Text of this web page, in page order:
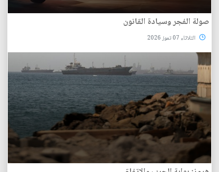
صولة الفجر وسيادة القانون
الثلاثاء 07 تموز 2026